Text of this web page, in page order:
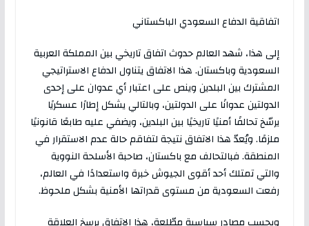
اتفاقية الدفاع السعودي الباكستاني
إلى هذا، شهد العالم حدوث اتفاق تاريخي بين المملكة العربية
السعودية وباكستان. هذا الاتفاق يتناول الدفاع الاستراتيجي
المشترك بين البلدين وينص على اعتبار أي عدوان على إحدى
الدولتين عدوانًا على الدولتين، وبالتالي يشكل إطارًا عسكريًا
يرسّخ تحالفًا أمنيًا تاريخيًا بين البلدين، ويضفي عليه طابعًا قانونيًا
ملزمًا. ويُعدّ هذا الاتفاق نتيجة لتفاقم حالة عدم الاستقرار في
المنطقة. فبالتحالف مع باكستان، صاحبة الأسلحة النووية
والتي تمتلك أحد أقوى الجيوش خبرة واستعدادًا في العالم،
رفعت السعودية من مستوى قدراتها الأمنية بشكل ملحوظ.